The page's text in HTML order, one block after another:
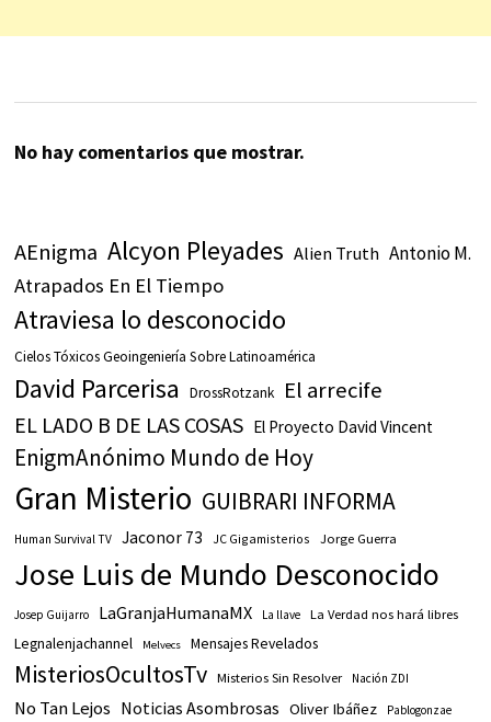
No hay comentarios que mostrar.
AEnigma Alcyon Pleyades Alien Truth Antonio M.
Atrapados En El Tiempo
Atraviesa lo desconocido
Cielos Tóxicos Geoingeniería Sobre Latinoamérica
David Parcerisa DrossRotzank El arrecife
EL LADO B DE LAS COSAS El Proyecto David Vincent
EnigmAnónimo Mundo de Hoy
Gran Misterio GUIBRARI INFORMA
Human Survival TV Jaconor 73 JC Gigamisterios Jorge Guerra
Jose Luis de Mundo Desconocido
Josep Guijarro LaGranjaHumanaMX La llave La Verdad nos hará libres
Legnalenjachannel Melvecs Mensajes Revelados
MisteriosOcultosTv Misterios Sin Resolver Nación ZDI
No Tan Lejos Noticias Asombrosas Oliver Ibáñez Pablogonzae